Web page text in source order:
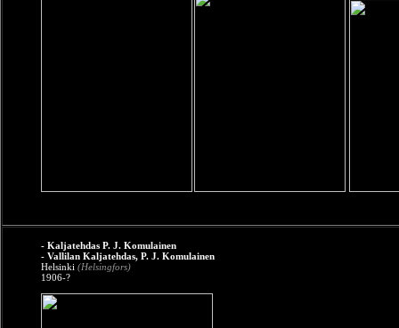
- Kaljatehdas P. J. Komulainen
- Vallilan Kaljatehdas, P. J. Komulainen
Helsinki (Helsingfors)
1906-?